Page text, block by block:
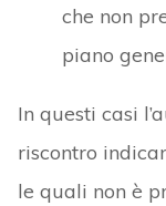
che non
piano
In questi casi
riscontro
le quali non è